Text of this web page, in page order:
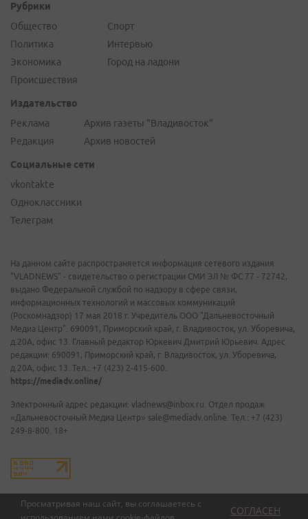
Просматривая наш сайт, вы соглашаетесь с
СОГЛАСЕН
Рубрики
Общество
Политика
Экономика
Происшествия
Спорт
Интервью
Город на ладони
Издательство
Реклама
Редакция
Архив газеты "Владивосток"
Архив новостей
Социальные сети
vkontakte
Одноклассники
Телеграм
На данном сайте распространяется информация сетевого издания
"VLADNEWS" - свидетельство о регистрации СМИ ЭЛ № ФС 77 - 72742,
выдано Федеральной службой по надзору в сфере связи,
информационных технологий и массовых коммуникаций
(Роскомнадзор) 17 мая 2018 г. Учредитель ООО "Дальневосточный
Медиа Центр". 690091, Приморский край, г. Владивосток, ул. Уборевича,
д.20А, офис 13. Главный редактор Юркевич Дмитрий Юрьевич. Адрес
редакции: 690091, Приморский край, г. Владивосток, ул. Уборевича,
д.20А, офис 13. Тел.: +7 (423) 2-415-600.
https://mediadv.online/
Электронный адрес редакции: vladnews@inbox.ru. Отдел продаж
«Дальневосточный Медиа Центр» sale@mediadv.online. Тел.: +7 (423)
249-8-800. 18+